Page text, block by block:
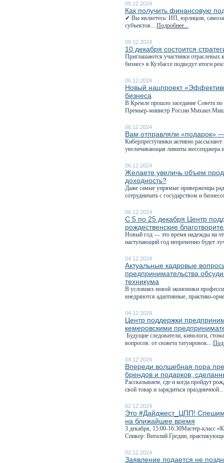
09.12.2024
Как получить финансовую
✔ Вы являетесь: ИП, юрлицом,
субъектов... Подробнее...
09.12.2024
10 декабря состоится
Приглашаются участники отраслевых
бизнес» в Кузбассе подведут итоги
06.12.2024
Новый нацпроект
бизнеса
В Кремле прошло заседание Совета
Премьер-министр России Михаил
06.12.2024
Вам отправляли
Киберпреступники активно
увеличивающая лимиты мессенджера
06.12.2024
Желаете увеличь объем
доходность?
Даже самые упрямые приверженцы
сотрудничать с государством и
06.12.2024
С 5 по 25 декабря Центр
рождественские
Новый год — это время надежды на
наступающий год непременно будет
04.12.2024
Актуальные кадровые
предпринимательства
техникума
В условиях новой экономики
внедряются адаптивные, практико-
04.12.2024
Центр поддержки
кемеровскими
Будущие следователи, кинологи,
вопросов: от сюжета татуировок...
04.12.2024
Впереди волшебная пора
брендов и подарков,
Рассказываем, где и когда пройдут
свой товар и зарядиться
02.12.2024
Это #Дайджест_ЦПП! Спешим
на ближайшее время
3 декабря, 15:00-16:30Мастер-класс
Спикер: Виталий Гредин,
02.12.2024
Заявление подается не